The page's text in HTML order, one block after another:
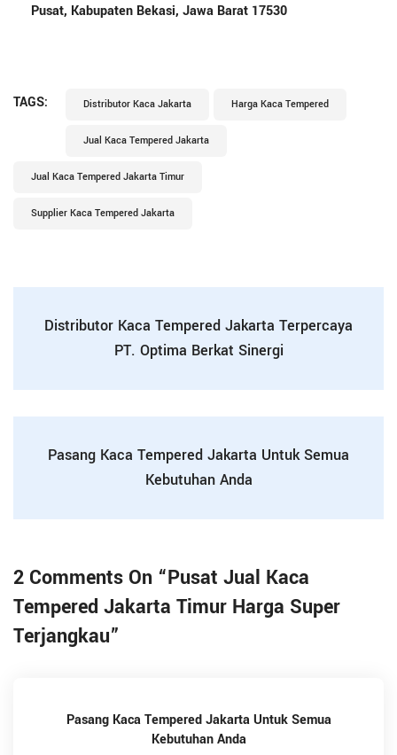
Pusat, Kabupaten Bekasi, Jawa Barat 17530
TAGS: Distributor Kaca Jakarta Harga Kaca Tempered
Jual Kaca Tempered Jakarta
Jual Kaca Tempered Jakarta Timur
Supplier Kaca Tempered Jakarta
Distributor Kaca Tempered Jakarta Terpercaya
PT. Optima Berkat Sinergi
Pasang Kaca Tempered Jakarta Untuk Semua
Kebutuhan Anda
2 Comments On “Pusat Jual Kaca
Tempered Jakarta Timur Harga Super
Terjangkau”
Pasang Kaca Tempered Jakarta Untuk Semua
Kebutuhan Anda